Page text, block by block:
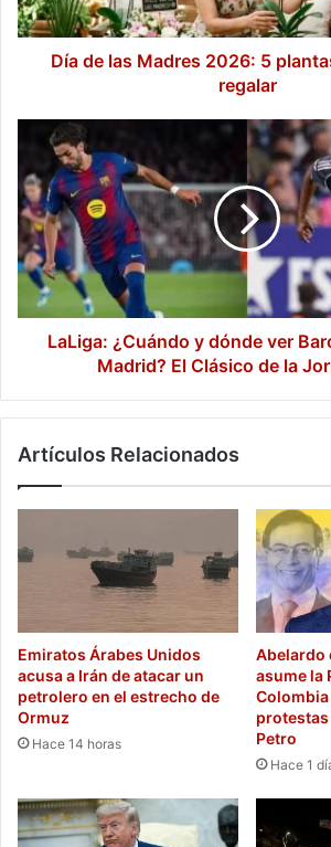
ideales
para
regalarDía de las Madres 2026: 5
regalar
LaLiga:
¿Cuándo
dónde
ver
Barcelona
vs
Real
Madrid?
35
LaLiga: ¿Cuándo y dónde ver
Madrid? El Clásico de la
Artículos Relacionados
Emiratos Árabes Unidos
acusa a Irán de atacar un
petrolero en el estrecho de
Ormuz
Hace 14 horas
Abelardo
asume la
Petro
Hace 1